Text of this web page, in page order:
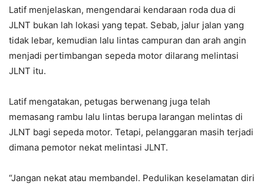
Latif menjelaskan, mengendarai kendaraan roda dua di
JLNT bukan lah lokasi yang tepat. Sebab, jalur jalan yang
tidak lebar, kemudian lalu lintas campuran dan arah angin
menjadi pertimbangan sepeda motor dilarang melintasi
JLNT itu.
Latif mengatakan, petugas berwenang juga telah
memasang rambu lalu lintas berupa larangan melintas di
JLNT bagi sepeda motor. Tetapi, pelanggaran masih terjadi
dimana pemotor nekat melintasi JLNT.
“Jangan nekat atau membandel. Pedulikan keselamatan diri